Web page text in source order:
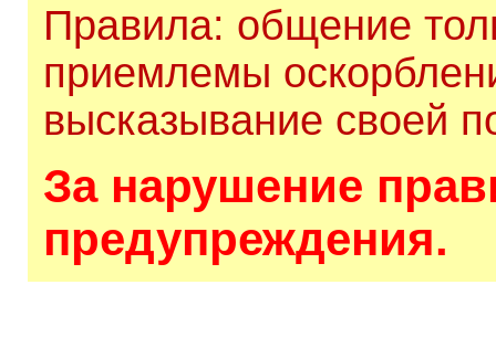
Правила: общение
приемлемы
высказывание своей
За нарушение
предупреждения.